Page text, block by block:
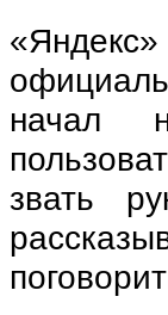
начал
звать